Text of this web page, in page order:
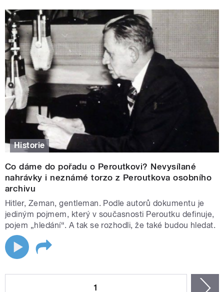
Historie
Co dáme do pořadu o Peroutkovi? Nevysílané
nahrávky i neznámé torzo z Peroutkova osobního
archivu
Hitler, Zeman, gentleman. Podle autorů dokumentu je
jediným pojmem, který v současnosti Peroutku definuje,
pojem „hledání“. A tak se rozhodli, že také budou hledat.
1